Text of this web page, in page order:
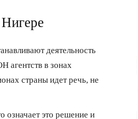
деятельность
агентств в зонах
страны идет речь, не
означает это решение и